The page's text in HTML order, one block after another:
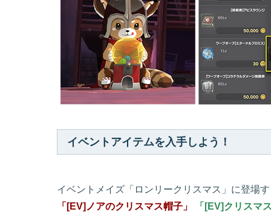
イベントアイテムを入手しよう！
イベントメイズ「ロンリークリスマス」に登場
「[EV]ノアのクリスマス帽子」
「[EV]クリスマ